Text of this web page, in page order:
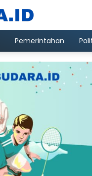
Pemerintahan